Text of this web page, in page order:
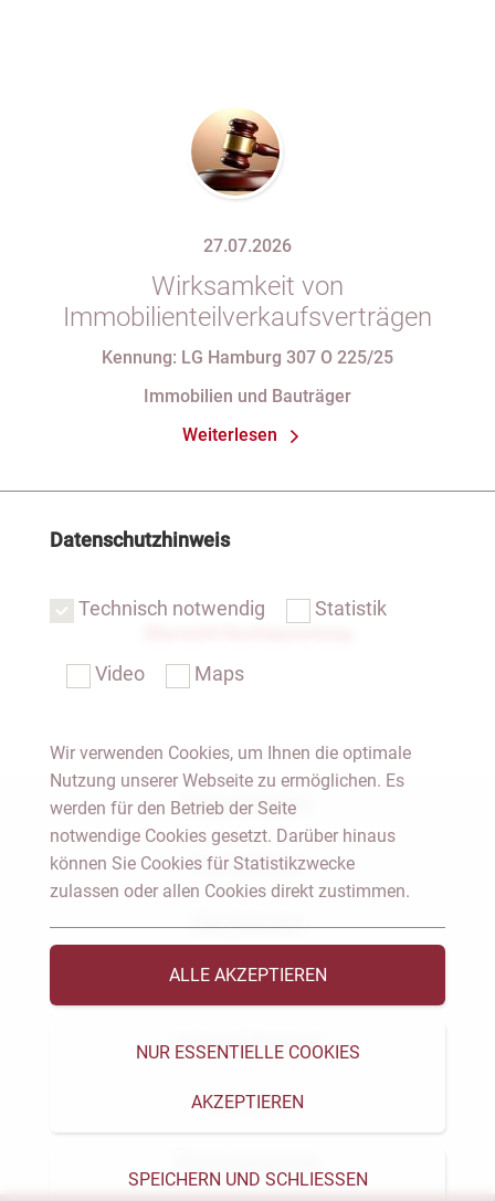
27.07.2026
Wirksamkeit von
Immobilienteilverkaufsverträgen
Kennung: LG Hamburg 307 O 225/25
Immobilien und Bauträger
Weiterlesen
Notar Dresden
Fachgebiete
Das Notariat
Vorträge & Veröffentlichungen
Videos & Podcast
Aktuelles
Datenschutzhinweis
Technisch notwendig Statistik
Video Maps
Wir verwenden Cookies, um Ihnen die optimale
Nutzung unserer Webseite zu ermöglichen. Es
werden für den Betrieb der Seite
notwendige Cookies gesetzt. Darüber hinaus
können Sie Cookies für Statistikzwecke
zulassen oder allen Cookies direkt zustimmen.
ALLE AKZEPTIEREN
NUR ESSENTIELLE COOKIES
AKZEPTIEREN
SPEICHERN UND SCHLIESSEN